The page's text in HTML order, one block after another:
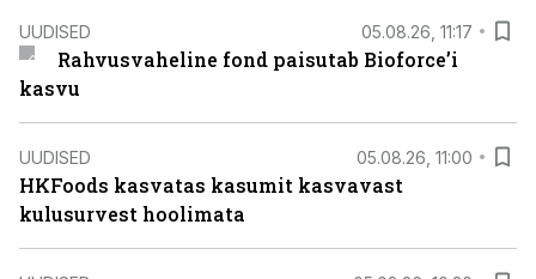
UUDISED 05.08.26, 11:17
Rahvusvaheline fond paisutab Bioforce’i
kasvu
UUDISED 05.08.26, 11:00
HKFoods kasvatas kasumit kasvavast
kulusurvest hoolimata